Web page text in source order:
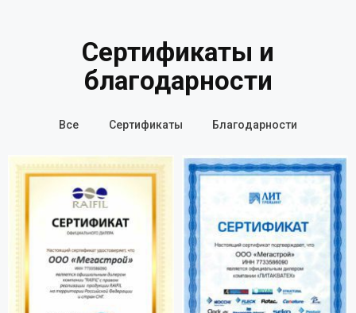
Сертификаты и
благодарности
Все Сертификаты Благодарности